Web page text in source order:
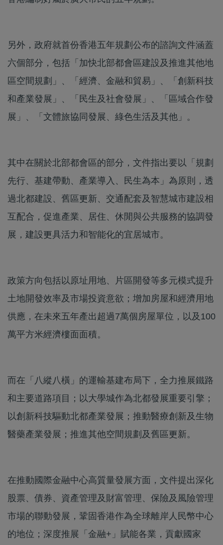
另外，政府就首份香港五年規劃公布的諮詢文件涵蓋
六個部分，包括「加快北部都會區建設及推進其他地
區空間規劃」、「經濟、金融和貿易」、「創新科技
和產業發展」、「民生及社會發展」、「區域合作發
展」、「文體旅協同發展、綠色生活及其他」。
其中在關於北部都會區的部分，文件指出要以「規劃
先行、基建帶動、產業導入、民生為本」為原則，透
過北都建設、舊區更新、交通配套及智慧城市建設相
互配合，促進產業、居住、休閒與公共服務的協調發
展，建設更具活力和智能化的宜居城市。
政策方向包括以原址用地、片區開發等多元模式提升
土地開發效率及市場投資意欲；增加房屋和經濟用地
供應，在未來五年產出超過7萬個房屋單位，以及100
萬平方米經濟樓面面積。
而在「八縱八橫」的運輸基建布局下，全力推展鐵路
和主要道路項目；以大學城作為北都發展重要引擎；
以創新科技驅動北都產業發展；推動醫療創新及生物
醫藥產業發展；推進其他空間規劃及舊區更新。
在推動國際金融中心高質量發展方面，文件提出深化
股票、債券、資產管理及財富管理、保險及風險管理
市場的聯動發展，鞏固香港作為全球離岸人民幣中心
的地位；深度推展「金融+」賦能各業，貢獻國家